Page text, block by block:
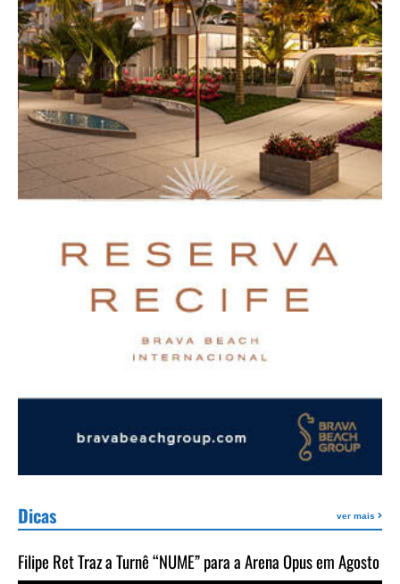
Dicas ver mais
Filipe Ret Traz a Turnê “NUME” para a Arena Opus em Agosto